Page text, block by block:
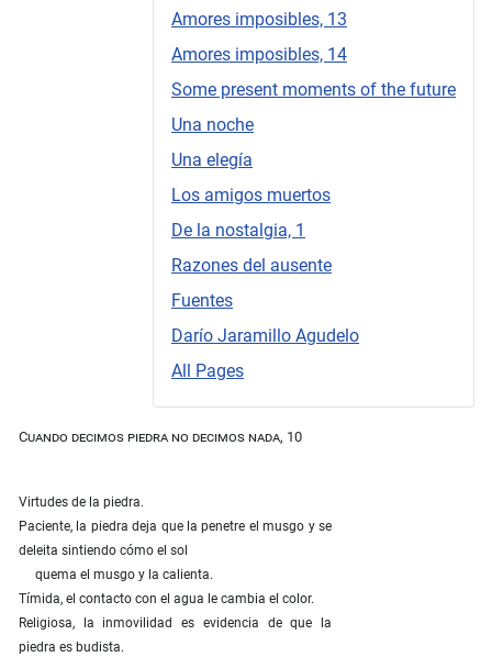
Amores imposibles, 13
Amores imposibles, 14
Some present moments of the future
Una noche
Una elegía
Los amigos muertos
De la nostalgia, 1
Razones del ausente
Fuentes
Darío Jaramillo Agudelo
All Pages
Cuando decimos piedra no decimos nada, 10
Virtudes de la piedra.
Paciente, la piedra deja que la penetre el musgo y se
deleita sintiendo cómo el sol
quema el musgo y la calienta.
Tímida, el contacto con el agua le cambia el color.
Religiosa, la inmovilidad es evidencia de que la
piedra es budista.